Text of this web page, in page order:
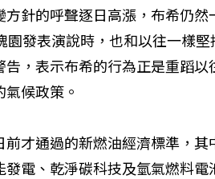
針的呼聲逐日高漲，布希仍
園發表演說時，也和以往一樣
，表示布希的行為正是重蹈
候政策。
才通過的新燃油經濟標準，
發電、乾淨碳科技及氫氣燃料